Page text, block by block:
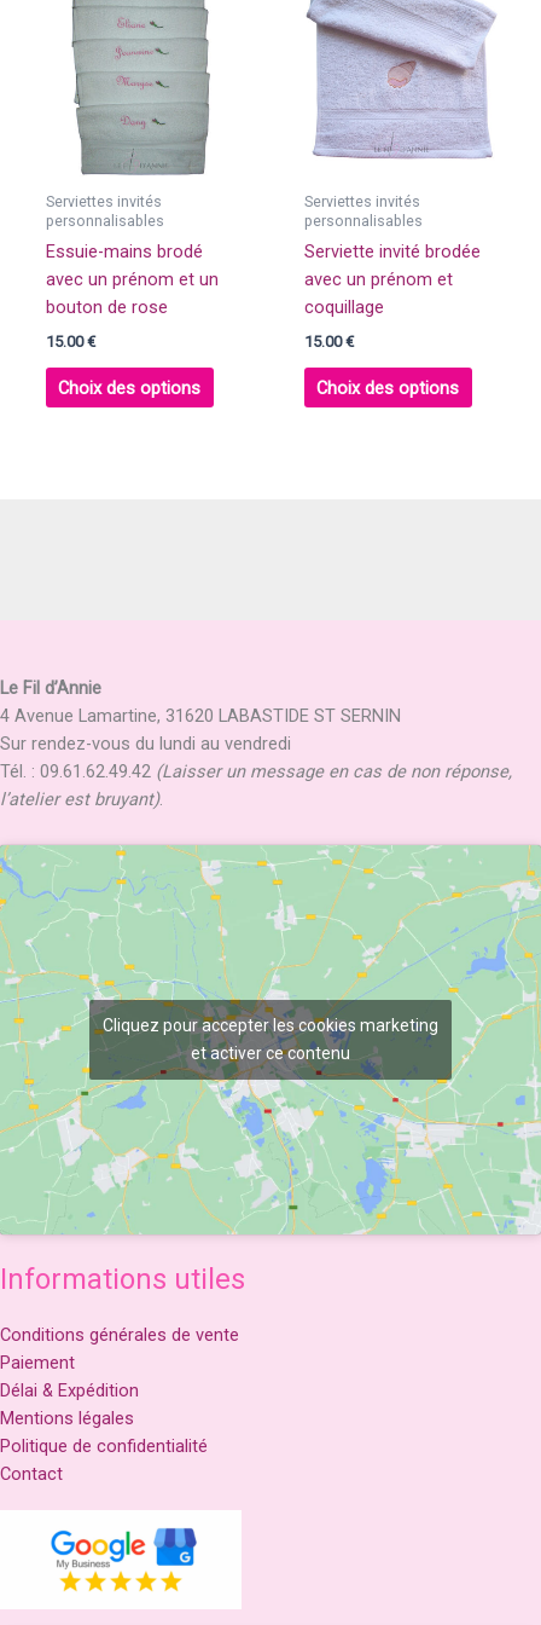
Serviettes invités
personnalisables
Essuie-mains brodé
avec un prénom et un
bouton de rose
15.00€
Choix des options
Serviettes invités
personnalisables
Serviette invité brodée
avec un prénom et
coquillage
15.00€
Choix des options
Le Fil d’Annie
4 Avenue Lamartine, 31620 LABASTIDE ST SERNIN
Sur rendez-vous du lundi au vendredi
Tél. : 09.61.62.49.42 (Laisser un message en cas de non réponse,
l’atelier est bruyant).
Cliquez pour accepter les cookies marketing
et activer ce contenu
Informations utiles
Conditions générales de vente
Paiement
Délai & Expédition
Mentions légales
Politique de confidentialité
Contact